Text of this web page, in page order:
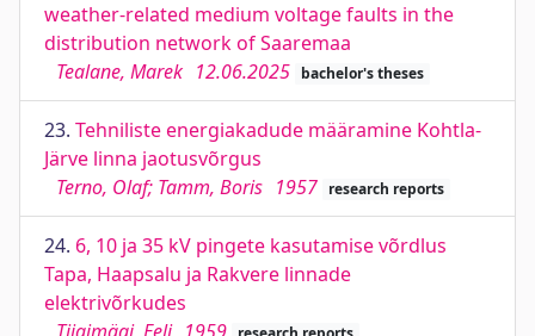
weather-related medium voltage faults in the
distribution network of Saaremaa
Tealane, Marek 12.06.2025 bachelor's theses
23. Tehniliste energiakadude määramine Kohtla-
Järve linna jaotusvõrgus
Terno, Olaf; Tamm, Boris 1957 research reports
24. 6, 10 ja 35 kV pingete kasutamise võrdlus
Tapa, Haapsalu ja Rakvere linnade
elektrivõrkudes